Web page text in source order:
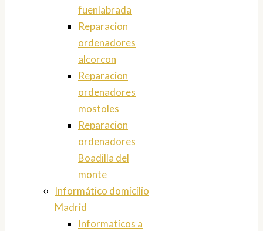
fuenlabrada
Reparacion
ordenadores
alcorcon
Reparacion
ordenadores
mostoles
Reparacion
ordenadores
Boadilla del
monte
Informático domicilio
Madrid
Informaticos a